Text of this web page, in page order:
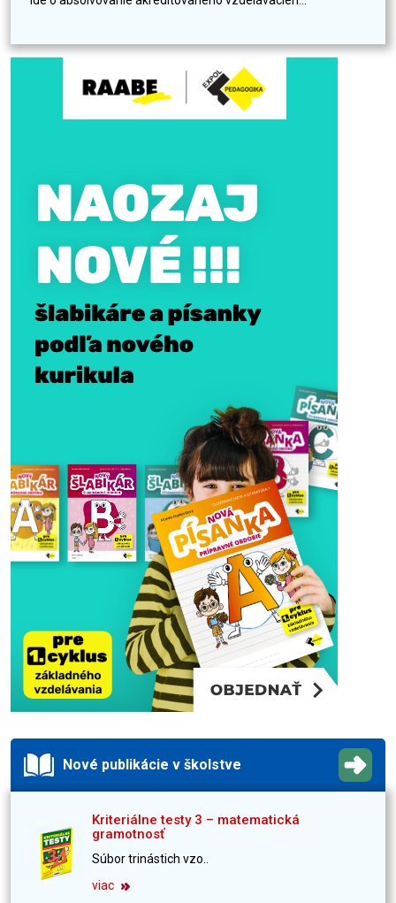
Nové publikácie v školstve
Kriteriálne testy 3 – matematická
gramotnosť
Súbor trinástich vzo..
viac